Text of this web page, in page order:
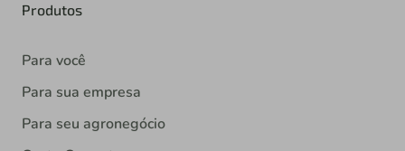
Produtos
Para você
Para sua empresa
Para seu agronegócio